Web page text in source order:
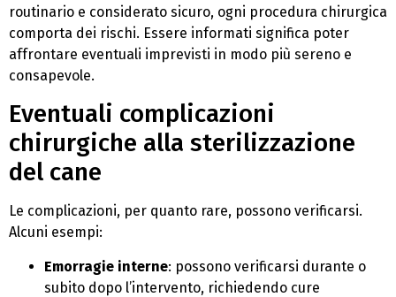
routinario e considerato sicuro, ogni procedura chirurgica
comporta dei rischi. Essere informati significa poter
affrontare eventuali imprevisti in modo più sereno e
consapevole.
Eventuali complicazioni
chirurgiche alla sterilizzazione
del cane
Le complicazioni, per quanto rare, possono verificarsi.
Alcuni esempi:
Emorragie interne: possono verificarsi durante o
subito dopo l’intervento, richiedendo cure